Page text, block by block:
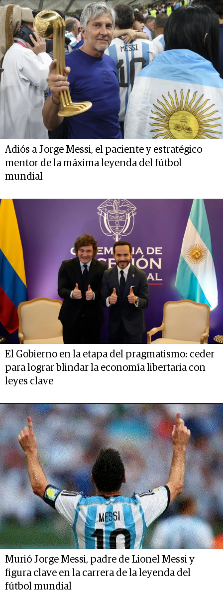
Adiós a Jorge Messi, el paciente y estratégico
mentor de la máxima leyenda del fútbol
mundial
El Gobierno en la etapa del pragmatismo: ceder
para lograr blindar la economía libertaria con
leyes clave
Murió Jorge Messi, padre de Lionel Messi y
figura clave en la carrera de la leyenda del
fútbol mundial